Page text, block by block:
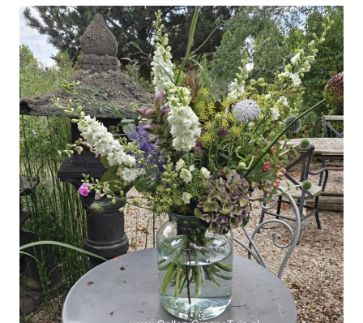
Weekboeket